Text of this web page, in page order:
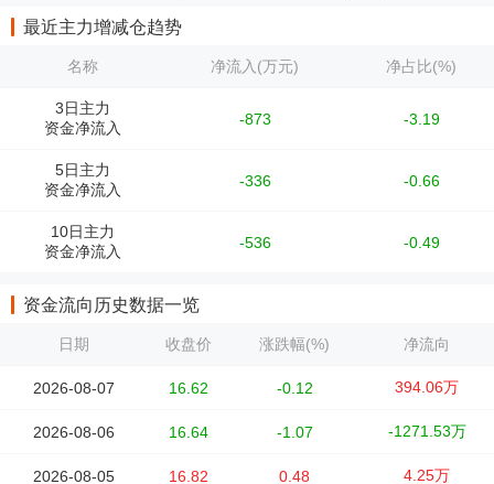
最近主力增减仓趋势
名称 净流入(万元) 净占比(%)
3日主力
资金净流入
-873 -3.19
5日主力
资金净流入
-336 -0.66
10日主力
资金净流入
-536 -0.49
资金流向历史数据一览
日期 收盘价 涨跌幅(%) 净流向
2026-08-07 16.62 -0.12 394.06万
2026-08-06 16.64 -1.07 -1271.53万
2026-08-05 16.82 0.48 4.25万